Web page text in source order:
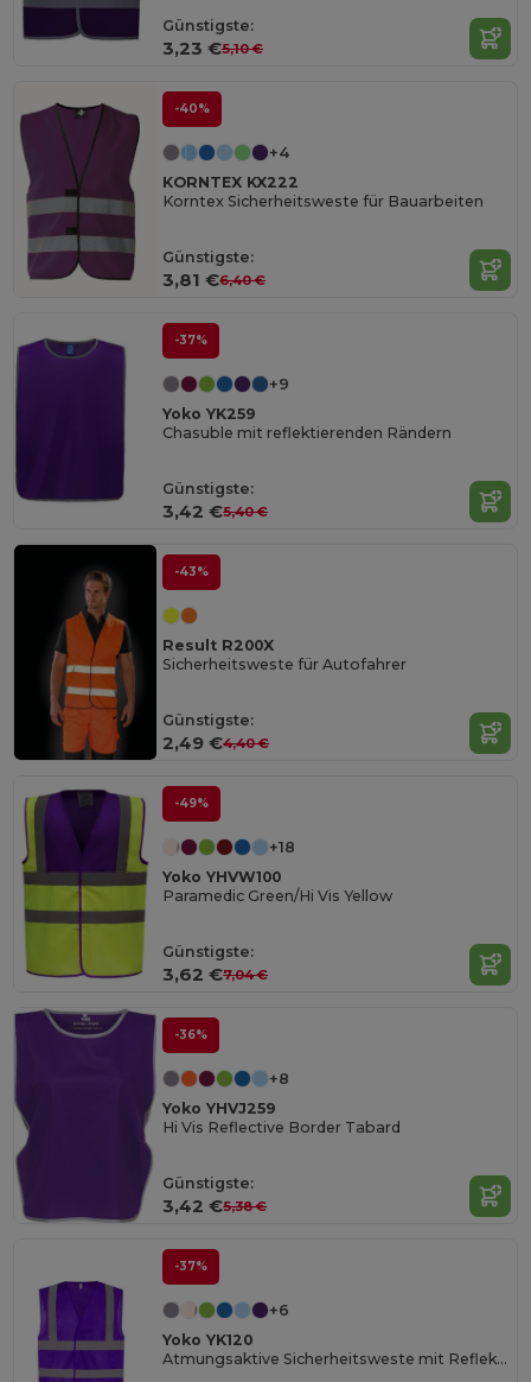
Günstigste:
3,23 €5,10 €
-40%
+4
KORNTEX KX222
Korntex Sicherheitsweste für Bauarbeiten
Günstigste:
3,81 €6,40 €
-37%
+9
Yoko YK259
Chasuble mit reflektierenden Rändern
Günstigste:
3,42 €5,40 €
-43%
Result R200X
Sicherheitsweste für Autofahrer
Günstigste:
2,49 €4,40 €
-49%
+18
Yoko YHVW100
Paramedic Green/Hi Vis Yellow
Günstigste:
3,62 €7,04 €
-36%
+8
Yoko YHVJ259
Hi Vis Reflective Border Tabard
Günstigste:
3,42 €5,38 €
-37%
+6
Yoko YK120
Atmungsaktive Sicherheitsweste mit Reflektorstreifen